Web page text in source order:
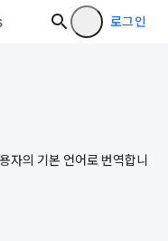
로그인
자의 기본 언어로 번역합니